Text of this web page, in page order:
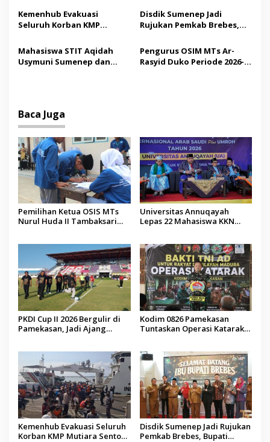
o
s
Madura
Tindakan Medis
Kemenhub Evakuasi
Seluruh Korban KMP
Operator Diaudit
Disdik Sumenep Jadi
Rujukan Pemkab Brebes,
Pendidikan Berbasis
Budaya
Mahasiswa STIT Aqidah
Usymuni Sumenep dan
Pengurus OSIM MTs Ar-
Rasyid Duko Periode 2026-
Baca Juga
Pemilihan Ketua OSIS MTs
Nurul Huda II Tambaksari
Universitas Annuqayah
Lepas 22 Mahasiswa KKN
PKDI Cup II 2026 Bergulir di
Pamekasan, Jadi Ajang
Kodim 0826 Pamekasan
Tuntaskan Operasi Katarak
Kemenhub Evakuasi Seluruh
Korban KMP Mutiara Sentosa
Disdik Sumenep Jadi Rujukan
Pemkab Brebes, Bupati